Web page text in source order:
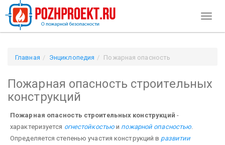
Главная Энциклопедия
Пожарная опасность
Пожарная опасность строительных
конструкций
Пожарная опасность строительных конструкций -
характеризуется огнестойкостью и пожарной опасностью
Определяется степенью участия конструкций в развитии